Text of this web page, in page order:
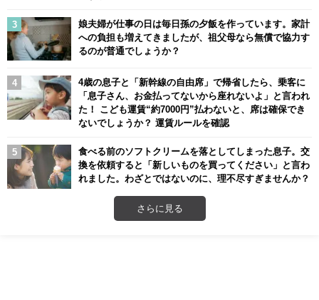
娘夫婦が仕事の日は毎日孫の夕飯を作っています。家計
への負担も増えてきましたが、祖父母なら無償で協力す
るのが普通でしょうか？
4歳の息子と「新幹線の自由席」で帰省したら、乗客に
「息子さん、お金払ってないから座れないよ」と言われ
た！ こども運賃“約7000円”払わないと、席は確保でき
ないでしょうか？ 運賃ルールを確認
食べる前のソフトクリームを落としてしまった息子。交
換を依頼すると「新しいものを買ってください」と言わ
れました。わざとではないのに、理不尽すぎませんか？
さらに見る